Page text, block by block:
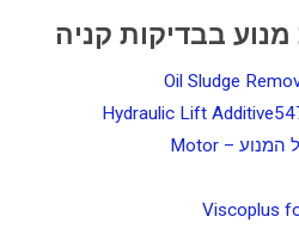
בבדיקות קניה
תכשיר מיוחד לניקוי פנימי של המנוע – Motor